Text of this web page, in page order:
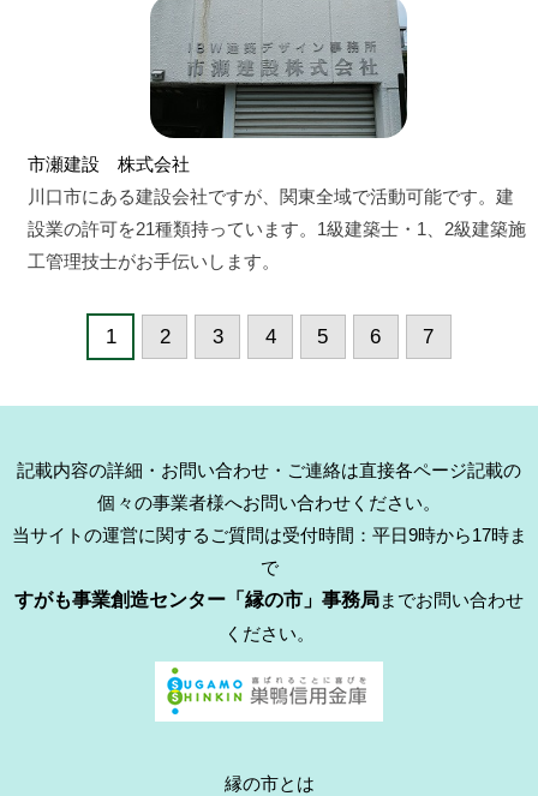
市瀬建設 株式会社
川口市にある建設会社ですが、関東全域で活動可能です。建
設業の許可を21種類持っています。1級建築士・1、2級建築施
工管理技士がお手伝いします。
1 2 3 4 5 6 7
記載内容の詳細・お問い合わせ・ご連絡は直接各ページ記載の
個々の事業者様へお問い合わせください。
当サイトの運営に関するご質問は受付時間：平日9時から17時ま
で
すがも事業創造センター「縁の市」事務局までお問い合わせ
ください。
縁の市とは